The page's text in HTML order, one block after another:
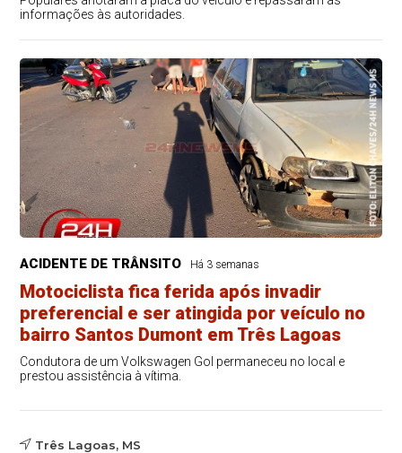
informações às autoridades.
ACIDENTE DE TRÂNSITO Há 3 semanas
Motociclista fica ferida após invadir
preferencial e ser atingida por veículo no
bairro Santos Dumont em Três Lagoas
Condutora de um Volkswagen Gol permaneceu no local e
prestou assistência à vítima.
Três Lagoas, MS